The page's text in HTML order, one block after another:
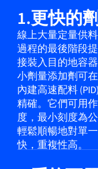
1.更快的
線上大量定量供
過程的最後階段
接裝入目的地容
小劑量添加劑可
內建高速配料
精確。它們可用
度，最小刻度為
輕鬆順暢地對單
快，重複性高。